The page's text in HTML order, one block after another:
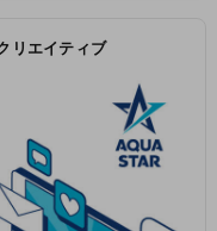
リエイティブ